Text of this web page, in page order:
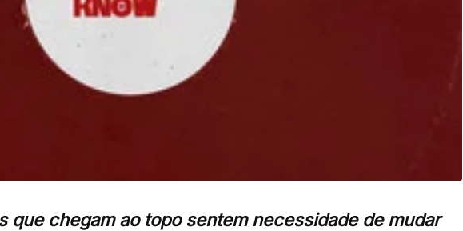
que chegam ao topo sentem necessidade de mudar